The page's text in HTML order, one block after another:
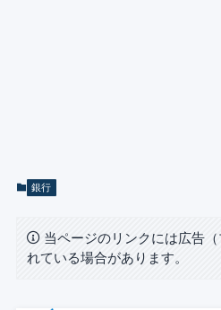
銀行
当ページのリンクには広告
れている場合があります。